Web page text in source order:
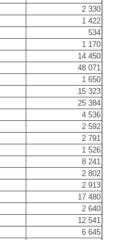
2 330
1 422
534
1 170
14 450
48 071
1 650
15 323
25 384
4 536
2 592
2 791
1 526
8 241
2 802
2 913
17 480
2 640
12 541
6 645